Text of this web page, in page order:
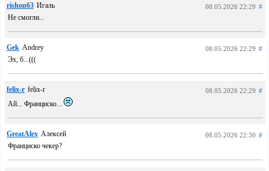
rishon63 Игаль 08.05.2026 22:29 #
Не смогли...
Gek Andrey 08.05.2026 22:29 #
Эх, б...(((
felix-r felix-r 08.05.2026 22:29 #
Ай... Франциско...
GreatAlex Алексей 08.05.2026 22:30 #
Франциско чекер?